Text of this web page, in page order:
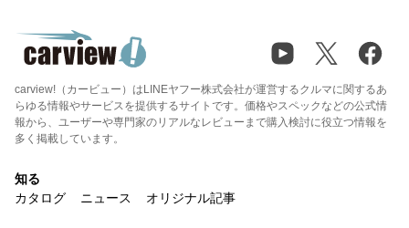
carview!（カービュー）はLINEヤフー株式会社が運営するクルマに関するあ
らゆる情報やサービスを提供するサイトです。価格やスペックなどの公式情
報から、ユーザーや専門家のリアルなレビューまで購入検討に役立つ情報を
多く掲載しています。
知る
カタログ
ニュース オリジナル記事